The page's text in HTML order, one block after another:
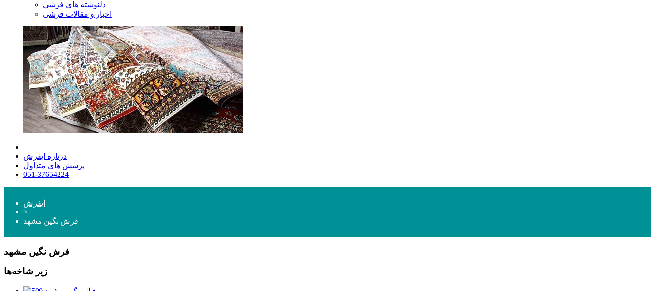
دلنوشته های فرشی
اخبار و مقالات فرشی
درباره ایفرش
پرسش های متداول
051-37654224
ایفرش
>
فرش نگین مشهد
فرش نگین مشهد
زیر شاخه‌ها